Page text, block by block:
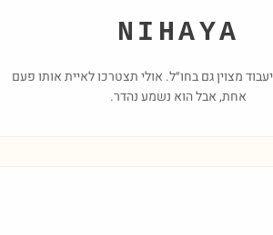
NIHAYA
מצוין גם בחו״ל. אולי תצטרכו לאיית אותו פעם
אחת, אבל הוא נשמע נהדר.